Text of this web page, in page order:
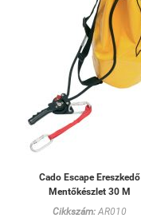
Cado Escape Ereszkedő
Mentőkészlet 30 M
Cikkszám:AR010